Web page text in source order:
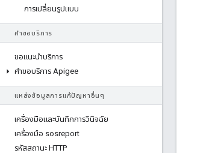
การเปลี่ยนรูปแบบ
คําขอบริการ
ขอแนะนําบริการ
คําขอบริการ Apigee
แหล่งข้อมูลการแก้ปัญหาอื่นๆ
เครื่องมือและบันทึกการวินิจฉัย
เครื่องมือ sosreport
รหัสสถานะ HTTP